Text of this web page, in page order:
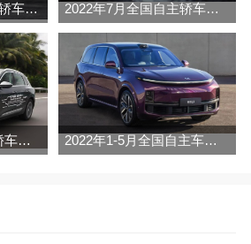
2022年10月全国自主轿车销量排行榜（零售 2022年7月全国自主轿车销量排行榜完整版
2022年6月全国自主轿车销量排行榜完整版 2022年1-5月全国自主车销量排行榜